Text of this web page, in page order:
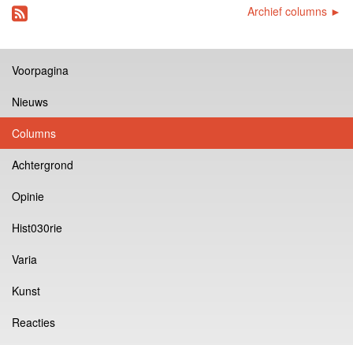
Archief columns ►
Voorpagina
Nieuws
Columns
Achtergrond
Opinie
Hist030rie
Varia
Kunst
Reacties